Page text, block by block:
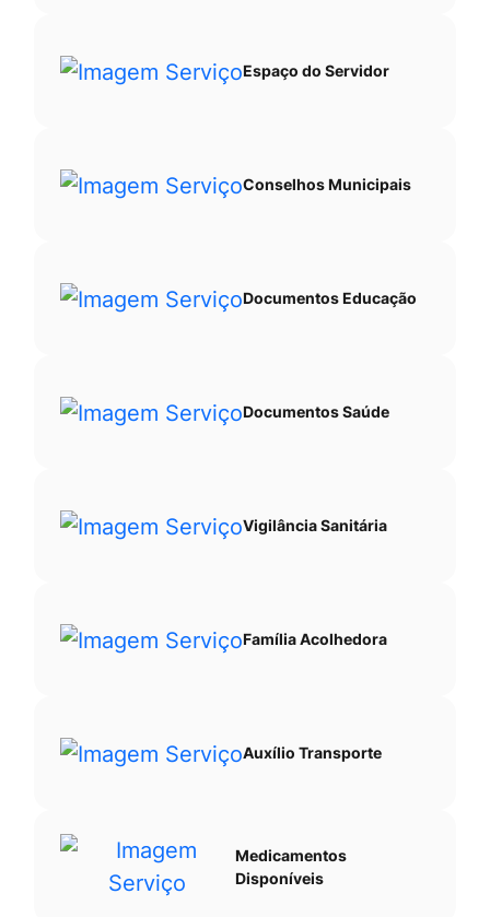
Espaço do Servidor
Conselhos Municipais
Documentos Educação
Documentos Saúde
Vigilância Sanitária
Família Acolhedora
Auxílio Transporte
Medicamentos
Disponíveis